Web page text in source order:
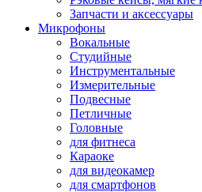
Запчасти и аксессуары
Микрофоны
Вокальные
Студийные
Инструментальные
Измерительные
Подвесные
Петличные
Головные
для фитнеса
Караоке
для видеокамер
для смартфонов